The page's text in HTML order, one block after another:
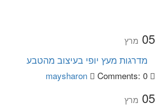
05 מרץ
מדרגות מעץ יופי בעיצוב מהטבע
maysharon Comments: 0
05 מרץ